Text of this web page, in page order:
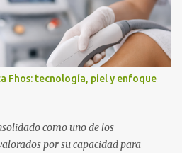
Fhos: tecnología, piel y enfoque
como uno de los
por su capacidad para